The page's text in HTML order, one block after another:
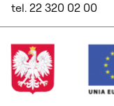
tel. 22 320 02 00